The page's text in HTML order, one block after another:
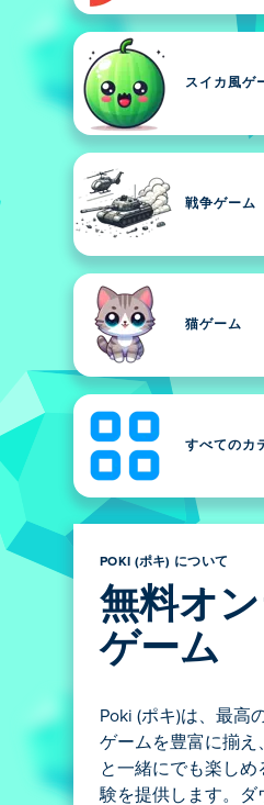
スイカ風ゲ
戦争ゲーム
猫ゲーム
すべてのカ
POKI (ポキ) について
無料オ
ゲーム
Poki (ポキ)は、最高
ゲームを豊富に揃え
と一緒にでも楽しめ
験を提供します。ダ